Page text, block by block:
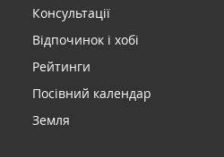
Консультації
Відпочинок і хобі
Рейтинги
Посівний календар
Земля